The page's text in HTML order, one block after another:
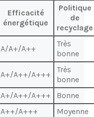
Efficacité
énergétique
Politique
de
recyclage
A/A+/A++
Très
bonne
A+/A++/A+++
Très
bonne
A+/A++/A+++
Bonne
A++/A+++
Moyenne